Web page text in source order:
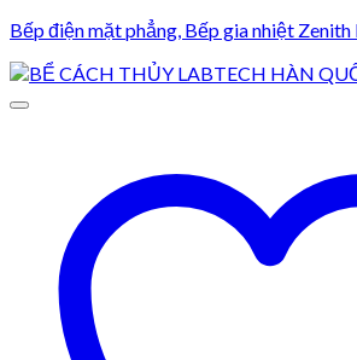
Bếp điện mặt phẳng, Bếp gia nhiệt Zenith